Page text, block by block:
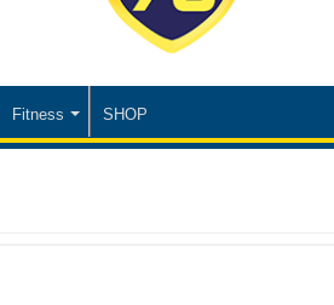
Fitness SHOP